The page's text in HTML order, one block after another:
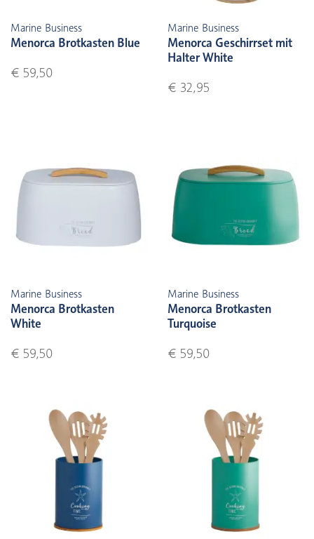
Marine Business
Menorca Brotkasten Blue
€ 59,50
Marine Business
Menorca Geschirrset mit
Halter White
€ 32,95
Marine Business
Menorca Brotkasten
White
€ 59,50
Marine Business
Menorca Brotkasten
Turquoise
€ 59,50